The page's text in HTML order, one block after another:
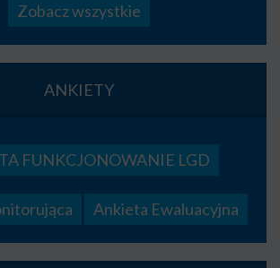
Zobacz wszystkie
ANKIETY
FUNKCJONOWANIE LGD
Ankieta Ewaluacyjna